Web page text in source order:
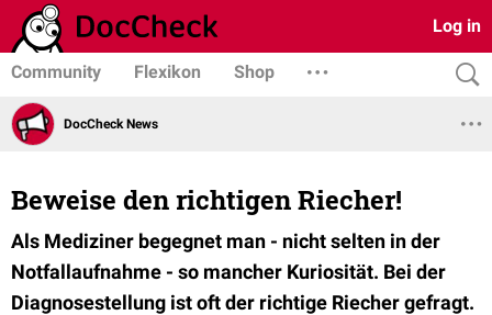
Log in
Community Flexikon Shop
DocCheck News
Beweise den richtigen Riecher!
Als Mediziner begegnet man - nicht selten in der
Notfallaufnahme - so mancher Kuriosität. Bei der
Diagnosestellung ist oft der richtige Riecher gefragt.